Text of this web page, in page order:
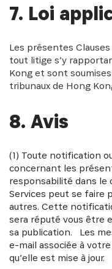
7. Loi
Les présentes
tout litige s’y
Kong et sont
tribunaux de Hong
8. Avis
(1) Toute notification
concernant les
responsabilité dans le
Services peut se faire
autres. Cette
sera réputé vous être
sa publication. Les
e-mail associée à
qu’elle est mise à jour.